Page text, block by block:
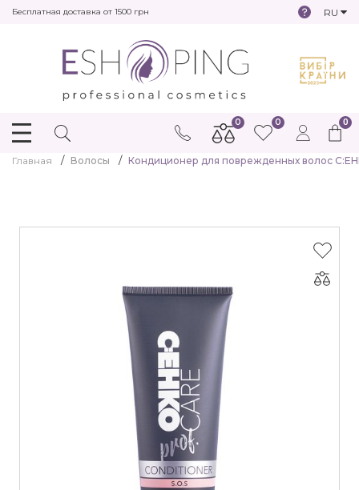
Бесплатная доставка от 1500 грн RU
0
0 0
Главная Волосы Кондиционер для поврежденных волос